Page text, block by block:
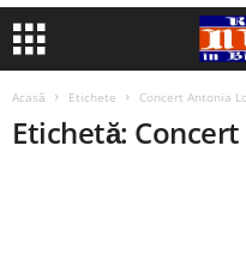
Acasă Etichete Concert Antonia
Etichetă: